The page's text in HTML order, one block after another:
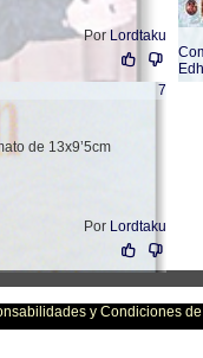
Por Lordtaku
7
de 13x9’5cm
Por Lordtaku
y Condiciones